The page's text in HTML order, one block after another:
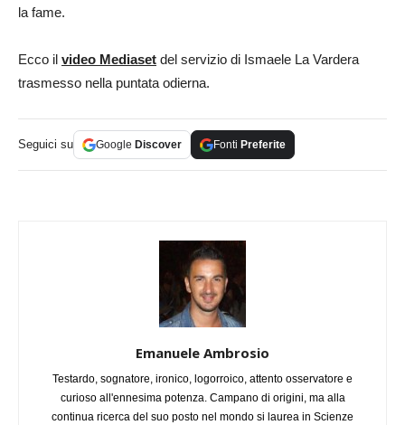
la fame.
Ecco il video Mediaset del servizio di Ismaele La Vardera
trasmesso nella puntata odierna.
Seguici su Google Discover Fonti Preferite
Emanuele Ambrosio
Testardo, sognatore, ironico, logorroico, attento osservatore e
curioso all'ennesima potenza. Campano di origini, ma alla
continua ricerca del suo posto nel mondo si laurea in Scienze